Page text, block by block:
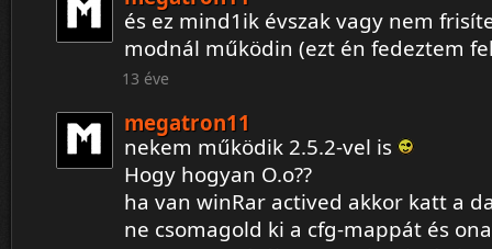
és ez mind1ik évszak vagy nem
modnál működin (ezt én fedeztem
13 éve
megatron11
nekem működik 2.5.2-vel is
Hogy hogyan O.o??
ha van winRar actived akkor katt a
ne csomagold ki a cfg-mappát és